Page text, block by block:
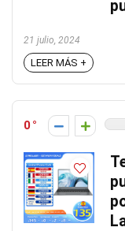
21 julio, 2024
LEER MÁS +
0